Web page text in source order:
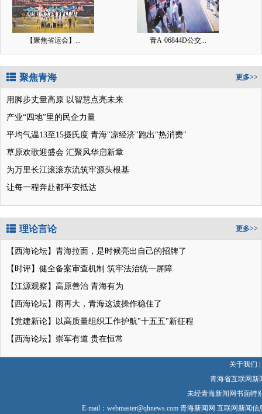
【聚焦省运会】... 青A·06844D公交...
聚焦青海 更多>>
用脚步丈量高原 以智慧点亮未来
产业“四地”里的民企力量
平均气温13至15摄氏度 青海"凉经济"跑出"热消费"
草原欢歌迎盛会 汇聚风华启新章
为万里长江滚滚东流筑牢源头根基
让每一程奔赴都平安抵达
理论言论 更多>>
【西海论坛】青海拉面，是时候亮出自己的招牌了
【时评】健全备案审查机制 筑牢法治统一屏障
【江源观察】高原善治 青海有为
【西海论坛】雨再大，青海这波操作稳住了
【党建新论】以高质量组织工作护航"十五五"新征程
【西海论坛】崇军有道 贵在恒常
关于我们
青海省互联网
未经青海新闻网书面特
E-mail： webmaster@qhnews.com青海新闻网 互联网新闻信